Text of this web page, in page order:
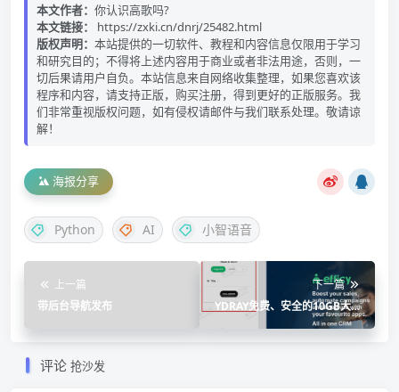
本文作者： 你认识高歌吗?
本文链接：
https://zxki.cn/dnrj/25482.html
版权声明： 本站提供的一切软件、教程和内容信息仅限用于学习
和研究目的；不得将上述内容用于商业或者非法用途，否则，一
切后果请用户自负。本站信息来自网络收集整理，如果您喜欢该
程序和内容，请支持正版，购买注册，得到更好的正版服务。我
们非常重视版权问题，如有侵权请邮件与我们联系处理。敬请谅
解！
海报分享
Python AI 小智语音
上一篇
带后台导航发布
下一篇
YDRAY免费、安全的10GB大文
件高速传输平台
评论 抢沙发